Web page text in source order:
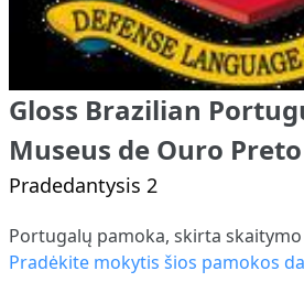
Gloss Brazilian
Museus de Ouro
Pradedantysis 2
Portugalų pamoka, skirta
Pradėkite mokytis šios pamokos